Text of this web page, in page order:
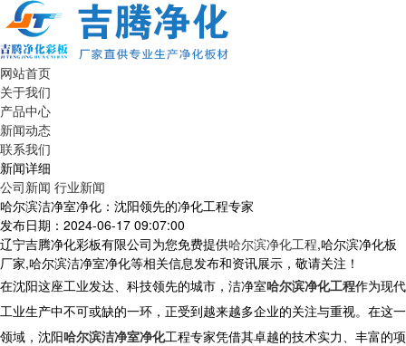
网站首页
关于我们
产品中心
新闻动态
联系我们
新闻详细
公司新闻 行业新闻
哈尔滨洁净室净化：沈阳领先的净化工程专家
发布日期：2024-06-17 09:07:00
辽宁吉腾净化彩板有限公司为您免费提供哈尔滨净化工程,哈尔滨净化板
厂家,哈尔滨洁净室净化等相关信息发布和资讯展示，敬请关注！
在沈阳这座工业发达、科技领先的城市，洁净室哈尔滨净化工程作为现代
工业生产中不可或缺的一环，正受到越来越多企业的关注与重视。在这一
领域，沈阳哈尔滨洁净室净化工程专家凭借其卓越的技术实力、丰富的项